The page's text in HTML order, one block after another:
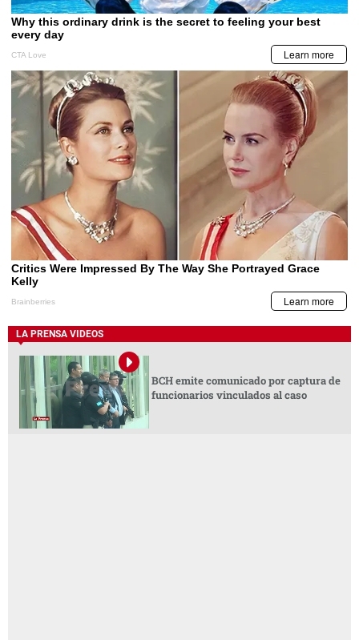
LA PRENSA VIDEOS
BCH emite comunicado por captura de
funcionarios vinculados al caso